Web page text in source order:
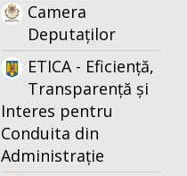
Camera
Deputaților
ETICA - Eficiență,
Transparență și
Interes pentru
Conduita din
Administrație